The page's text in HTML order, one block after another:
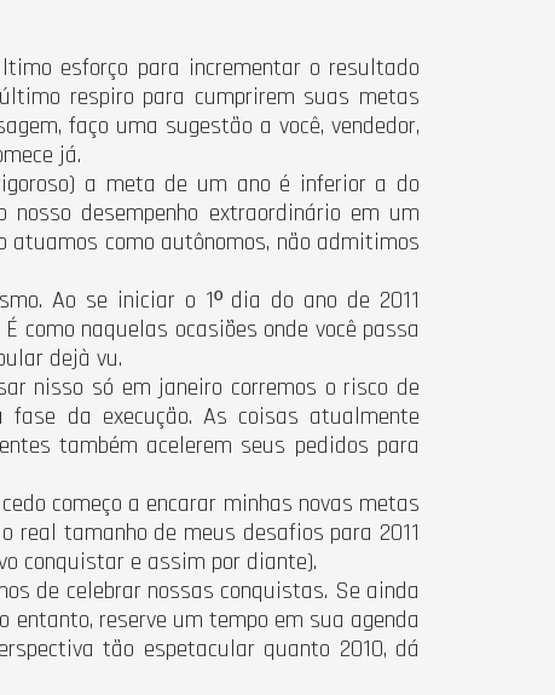
esforço para incrementar o resultado
respiro para cumprirem suas metas
faço uma sugestão a você, vendedor,
já.
a meta de um ano é inferior a do
desempenho extraordinário em um
atuamos como autônomos, não admitimos
Ao se iniciar o 1º dia do ano de 2011
como naquelas ocasiões onde você passa
dejà vu.
nisso só em janeiro corremos o risco de
da execução. As coisas atualmente
também acelerem seus pedidos para
começo a encarar minhas novas metas
real tamanho de meus desafios para 2011
conquistar e assim por diante).
de celebrar nossas conquistas. Se ainda
reserve um tempo em sua agenda
tão espetacular quanto 2010, dá